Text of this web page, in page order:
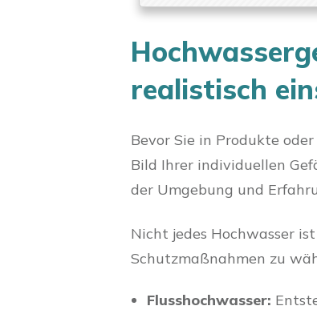
realistisch
Bevor Sie in Produkte
Bild Ihrer individuellen
der Umgebung und
Nicht jedes Hochwasser
Schutzmaßnahmen zu
Flusshochwasser: